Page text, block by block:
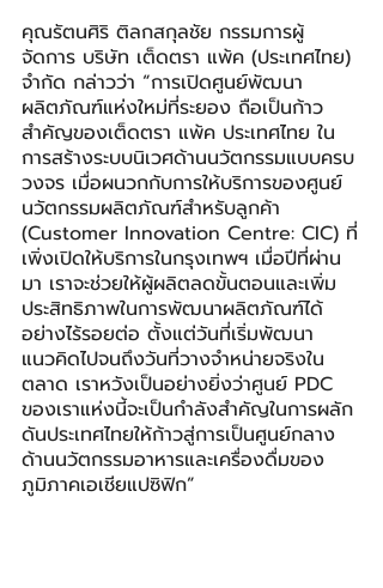
คุณรัตนศิริ ติลกสกุลชัย กรรมการผู้
จัดการ บริษัท เต็ดตรา แพ้ค (ประเทศไทย)
จำกัด กล่าวว่า “การเปิดศูนย์พัฒนา
ผลิตภัณฑ์แห่งใหม่ที่ระยอง ถือเป็นก้าว
สำคัญของเต็ดตรา แพ้ค ประเทศไทย ใน
การสร้างระบบนิเวศด้านนวัตกรรมแบบครบ
วงจร เมื่อผนวกกับการให้บริการของศูนย์
นวัตกรรมผลิตภัณฑ์สำหรับลูกค้า
(Customer Innovation Centre: CIC) ที่
เพิ่งเปิดให้บริการในกรุงเทพฯ เมื่อปีที่ผ่าน
มา เราจะช่วยให้ผู้ผลิตลดขั้นตอนและเพิ่ม
ประสิทธิภาพในการพัฒนาผลิตภัณฑ์ได้
อย่างไร้รอยต่อ ตั้งแต่วันที่เริ่มพัฒนา
แนวคิดไปจนถึงวันที่วางจำหน่ายจริงใน
ตลาด เราหวังเป็นอย่างยิ่งว่าศูนย์ PDC
ของเราแห่งนี้จะเป็นกำลังสำคัญในการผลัก
ดันประเทศไทยให้ก้าวสู่การเป็นศูนย์กลาง
ด้านนวัตกรรมอาหารและเครื่องดื่มของ
ภูมิภาคเอเชียแปซิฟิก”